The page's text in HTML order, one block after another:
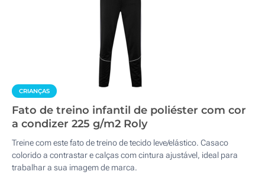
CRIANÇAS
Fato de treino infantil de poliéster com cor
a condizer 225 g/m2 Roly
Treine com este fato de treino de tecido leve/elástico. Casaco
colorido a contrastar e calças com cintura ajustável, ideal para
trabalhar a sua imagem de marca.